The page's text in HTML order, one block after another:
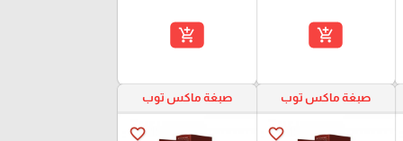
add_shopping_cart
add_shopping_cart
صبغة ماكس توب
favorite_border
صبغة ماكس توب
favorite_border